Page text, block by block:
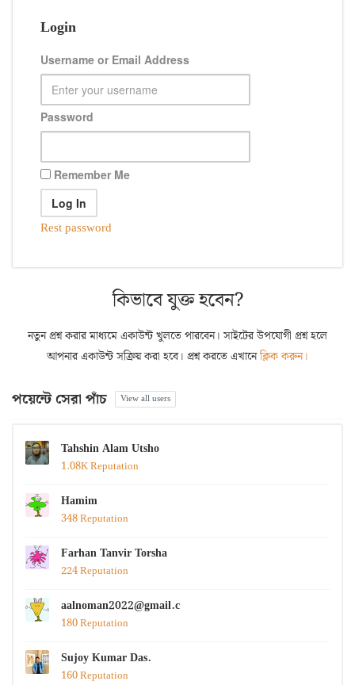
Login
Username or Email Address
Password
Remember Me
Rest password
কিভাবে যুক্ত হবেন?
নতুন প্রশ্ন করার মাধ্যমে একাউন্ট খুলতে পারবেন। সাইটের উপযোগী প্রশ্ন হলে
আপনার একাউন্ট সক্রিয় করা হবে। প্রশ্ন করতে এখানেক্লিক করুন।
পয়েন্টে সেরা পাঁচ View all users
Tahshin Alam Utsho
1.08K Reputation
Hamim
348 Reputation
Farhan Tanvir Torsha
224 Reputation
aalnoman2022@gmail.com
180 Reputation
Sujoy Kumar Das.
160 Reputation